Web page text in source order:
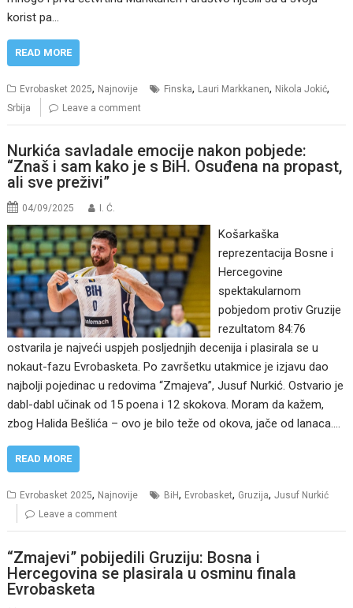
korist pa…
READ MORE
Evrobasket 2025, Najnovije Finska, Lauri Markkanen, Nikola Jokić,
Srbija Leave a comment
Nurkića savladale emocije nakon pobjede:
“Znaš i sam kako je s BiH. Osuđena na propast,
ali sve preživi”
04/09/2025 I. Ć.
Košarkaška
reprezentacija Bosne i
Hercegovine
spektakularnom
pobjedom protiv Gruzije
rezultatom 84:76
ostvarila je najveći uspjeh posljednjih decenija i plasirala se u
nokaut-fazu Evrobasketa. Po završetku utakmice je izjavu dao
najbolji pojedinac u redovima “Zmajeva”, Jusuf Nurkić. Ostvario je
dabl-dabl učinak od 15 poena i 12 skokova. Moram da kažem,
zbog Halida Bešlića – ovo je bilo teže od okova, jače od lanaca.…
READ MORE
Evrobasket 2025, Najnovije BiH, Evrobasket, Gruzija,Jusuf Nurkić
Leave a comment
“Zmajevi” pobijedili Gruziju: Bosna i
Hercegovina se plasirala u osminu finala
Evrobasketa